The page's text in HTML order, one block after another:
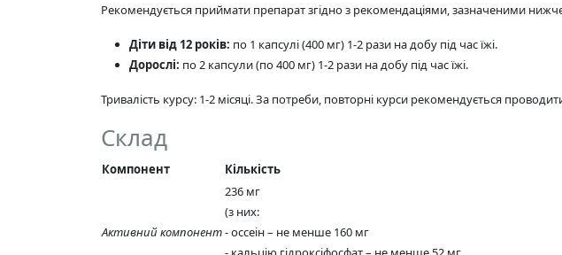
Рекомендується приймати препарат згідно з рекомендаціями, зазначеними
Діти від 12 років: по 1 капсулі (400 мг) 1-2 рази на добу під час їжі.
Дорослі: по 2 капсули (по 400 мг) 1-2 рази на добу під час їжі.
Тривалість курсу: 1-2 місяці. За потреби, повторні курси рекомендується
Склад
Компонент Кількість
Активний компонент
236 мг
(з них:
- оссеін – не менше 160 мг